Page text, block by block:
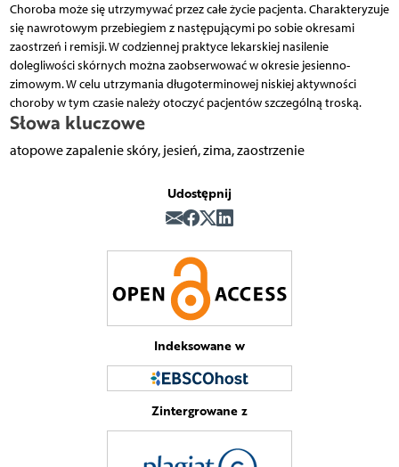
Choroba może się utrzymywać przez całe życie pacjenta. Charakteryzuje
się nawrotowym przebiegiem z następującymi po sobie okresami
zaostrzeń i remisji. W codziennej praktyce lekarskiej nasilenie
dolegliwości skórnych można zaobserwować w okresie jesienno-
zimowym. W celu utrzymania długoterminowej niskiej aktywności
choroby w tym czasie należy otoczyć pacjentów szczególną troską.
Słowa kluczowe
atopowe zapalenie skóry, jesień, zima, zaostrzenie
Udostępnij
Indeksowane w
Zintergrowane z